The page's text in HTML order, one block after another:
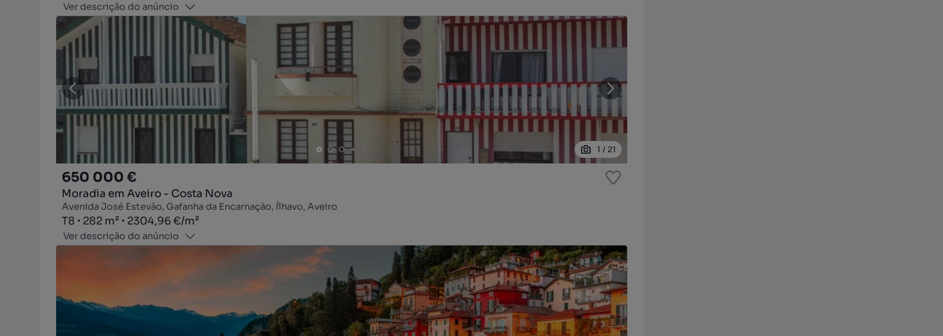
Ver descrição do anúncio
1 / 21
650 000 €
Moradia em Aveiro - Costa Nova
Avenida José Estevão, Gafanha da Encarnação, Ílhavo, Aveiro
Tipologia
T8
Zona282 m²
Preço por metro quadrado
2304,96 €/m²
Ver descrição do anúncio